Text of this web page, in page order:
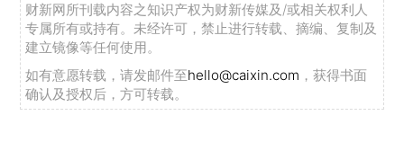
财新网所刊载内容之知识产权为财新传媒及/或相关权利人
专属所有或持有。未经许可，禁止进行转载、摘编、复制及
建立镜像等任何使用。
如有意愿转载，请发邮件至hello@caixin.com ，获得书面
确认及授权后，方可转载。